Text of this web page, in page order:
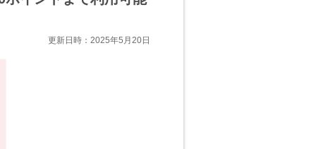
更新日時：2025年5月20日